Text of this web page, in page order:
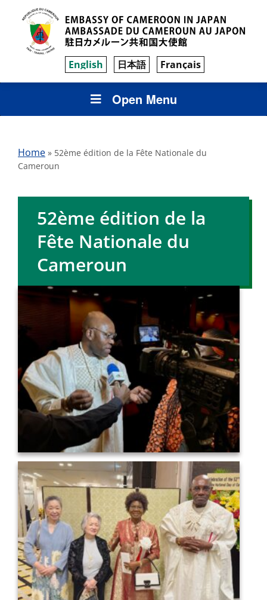
English 日本語 Français
Open Menu
Home » 52ème édition de la Fête Nationale du
Cameroun
52ème édition de la
Fête Nationale du
Cameroun